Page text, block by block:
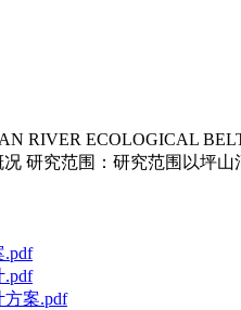
RIVER ECOLOGICAL
况 研究范围：研究范围以
.pdf
.pdf
案.pdf